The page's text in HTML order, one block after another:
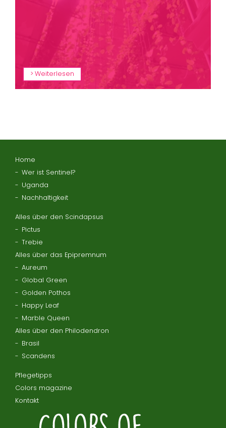
Weiterlesen
Home
Wer ist Sentinel?
Uganda
Nachhaltigkeit
Alles über den Scindapsus
Pictus
Trebie
Alles über das Epipremnum
Aureum
Global Green
Golden Pothos
Happy Leaf
Marble Queen
Alles über den Philodendron
Brasil
Scandens
Pflegetipps
Colors magazine
Kontakt